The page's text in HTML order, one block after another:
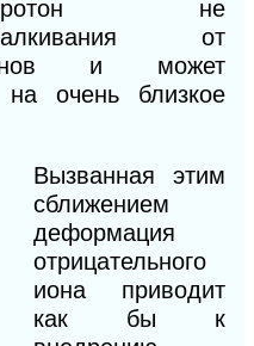
не
от
и может
очень близкое
Вызванная этим
сближением
деформация
отрицательного
иона приводит
как бы к